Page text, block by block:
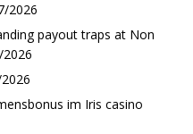
2026
payout traps at Non
im Iris casino